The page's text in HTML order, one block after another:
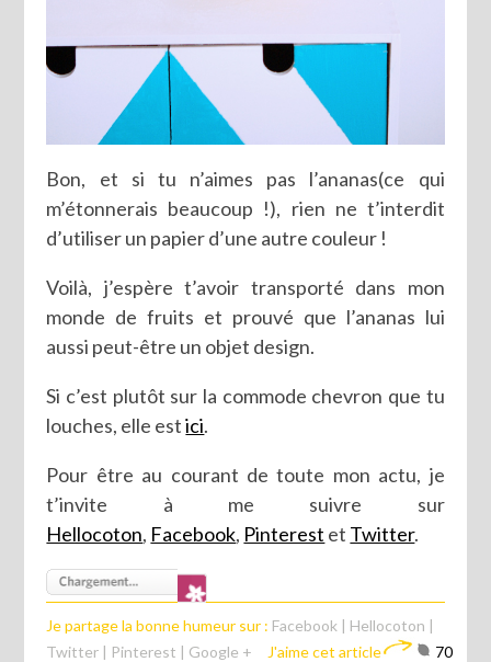
Bon, et si tu n’aimes pas l’ananas(ce qui
m’étonnerais beaucoup !), rien ne t’interdit
d’utiliser un papier d’une autre couleur !
Voilà, j’espère t’avoir transporté dans mon
monde de fruits et prouvé que l’ananas lui
aussi peut-être un objet design.
Si c’est plutôt sur la commode chevron que tu
louches, elle estici.
Pour être au courant de toute mon actu, je
t’invite à me suivre sur
Hellocoton, Facebook, Pinterest et Twitter.
Je partage la bonne humeur sur : Facebook | Hellocoton |
Twitter | Pinterest | Google + J'aime cet article 70